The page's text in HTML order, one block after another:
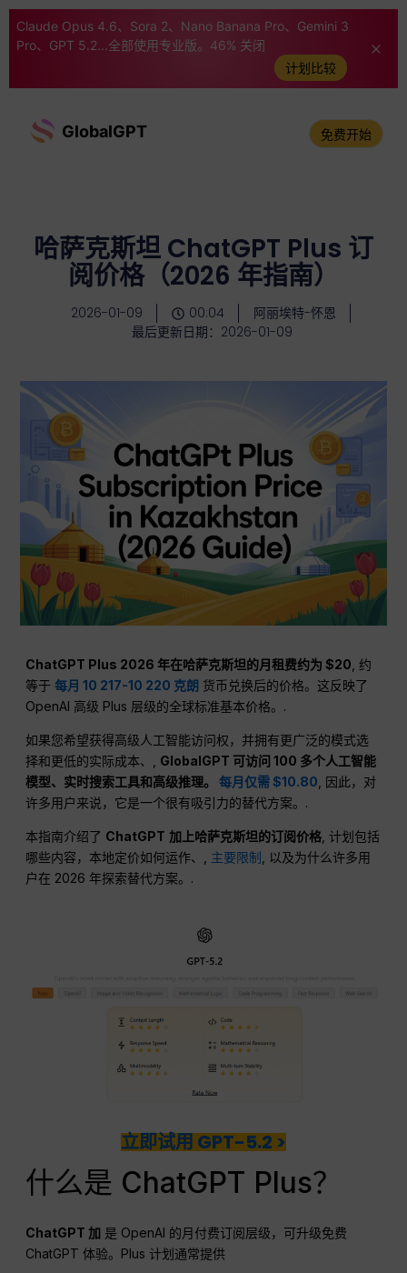
Claude Opus 4.6、Sora 2、Nano Banana Pro、Gemini 3
Pro、GPT 5.2...全部使用专业版。46% 关闭
计划比较
GlobalGPT 免费开始
哈萨克斯坦 ChatGPT Plus 订
阅价格（2026 年指南）
2026-01-09 00:04
阿丽埃特-怀恩
最后更新日期：2026-01-09
ChatGPT Plus 2026 年在哈萨克斯坦的月租费约为 $20 , 约
等于每月 10 217-10 220 克朗 货币兑换后的价格。这反映了
OpenAI 高级 Plus 层级的全球标准基本价格。.
如果您希望获得高级人工智能访问权，并拥有更广泛的模式选
择和更低的实际成本、, GlobalGPT 可访问 100 多个人工智能
模型、实时搜索工具和高级推理。每月仅需 $10.80 , 因此，对
许多用户来说，它是一个很有吸引力的替代方案。.
本指南介绍了 ChatGPT 加上哈萨克斯坦的订阅价格, 计划包括
哪些内容，本地定价如何运作、, 主要限制 , 以及为什么许多用
户在 2026 年探索替代方案。.
立即试用 GPT-5.2 >
什么是 ChatGPT Plus？
ChatGPT 加 是 OpenAI 的月付费订阅层级，可升级免费
ChatGPT 体验。Plus 计划通常提供